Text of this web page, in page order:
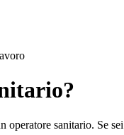
delle infezioni
di barriera sterile
sanitario. Se